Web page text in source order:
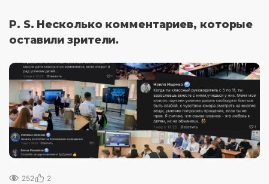
P. S. Несколько комментариев, которые
оставили зрители.
252 2